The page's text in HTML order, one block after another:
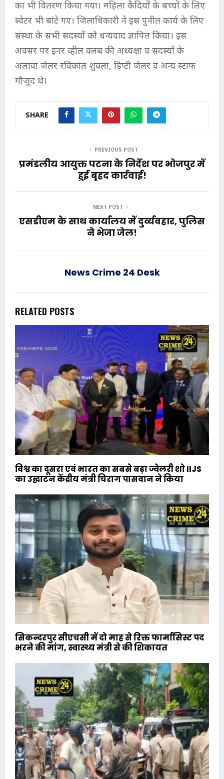
का भी वितरण किया गया। महिला कैदियों के बच्चों के लिए
स्वेटर भी बांटे गए। जिलाधिकारी ने इस पुनीत कार्य के लिए
संस्था के सभी सदस्यों को धन्यवाद ज्ञापित किया। इस
अवसर पर इनर व्हील क्लब की अध्यक्षा व सदस्यों के
अलावा जेलर रविकांत शुक्ला, डिप्टी जेलर व अन्य स्टाफ
मौजूद थे।
SHARE
PREVIOUS POST
प्रमंडलीय आयुक्त पटना के निर्देश पर भोजपुर में
हुई बृहद कार्रवाई!
NEXT POST
एसडीएम के साथ कार्यालय में दुर्व्यवहार, पुलिस
ने भेजा जेल!
News Crime 24 Desk
RELATED POSTS
विश्व का दूसरा एवं भारत का सबसे बड़ा ज्वेलरी शो IIJS
का उद्घाटन केंद्रीय मंत्री चिराग पासवान ने किया
सिकन्दरपुर सीएचसी में दो माह से रिक्त फार्मासिस्ट पद
भरने की मांग, स्वास्थ्य मंत्री से की शिकायत